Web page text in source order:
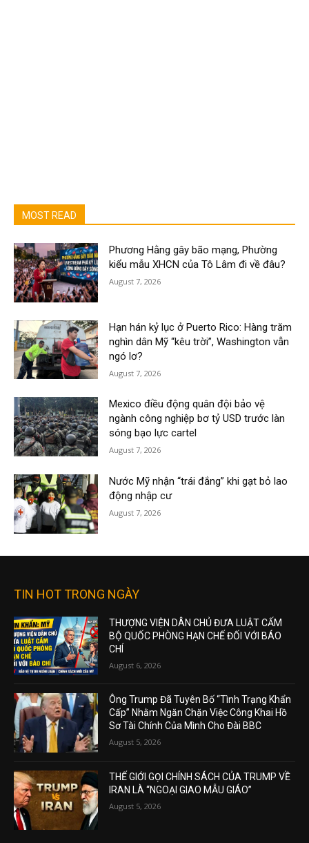
MOST READ
Phương Hằng gây bão mạng, Phường
kiểu mẫu XHCN của Tô Lâm đi về đâu?
August 7, 2026
Hạn hán kỷ lục ở Puerto Rico: Hàng trăm
nghìn dân Mỹ “kêu trời”, Washington vẫn
ngó lơ?
August 7, 2026
Mexico điều động quân đội bảo vệ
ngành công nghiệp bơ tỷ USD trước làn
sóng bạo lực cartel
August 7, 2026
Nước Mỹ nhận “trái đắng” khi gạt bỏ lao
động nhập cư
August 7, 2026
TIN HOT TRONG NGÀY
THƯỢNG VIỆN DÂN CHỦ ĐƯA LUẬT CẤM
BỘ QUỐC PHÒNG HẠN CHẾ ĐỐI VỚI BÁO
CHÍ
August 6, 2026
Ông Trump Đã Tuyên Bố “Tình Trạng Khẩn
Cấp” Nhằm Ngăn Chặn Việc Công Khai Hồ
Sơ Tài Chính Của Mình Cho Đài BBC
August 5, 2026
THẾ GIỚI GỌI CHÍNH SÁCH CỦA TRUMP VỀ
IRAN LÀ “NGOẠI GIAO MẪU GIÁO”
August 5, 2026